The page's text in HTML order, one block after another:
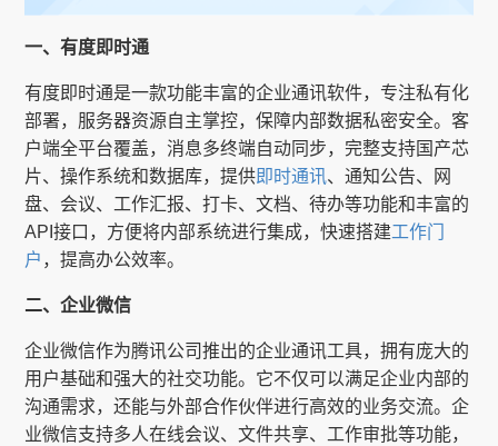
一、有度即时通
有度即时通是一款功能丰富的企业通讯软件，专注私有化
部署，服务器资源自主掌控，保障内部数据私密安全。客
户端全平台覆盖，消息多终端自动同步，完整支持国产芯
片、操作系统和数据库，提供即时通讯、通知公告、网
盘、会议、工作汇报、打卡、文档、待办等功能和丰富的
API接口，方便将内部系统进行集成，快速搭建工作门
户 ，提高办公效率。
二、企业微信
企业微信作为腾讯公司推出的企业通讯工具，拥有庞大的
用户基础和强大的社交功能。它不仅可以满足企业内部的
沟通需求，还能与外部合作伙伴进行高效的业务交流。企
业微信支持多人在线会议、文件共享、工作审批等功能，